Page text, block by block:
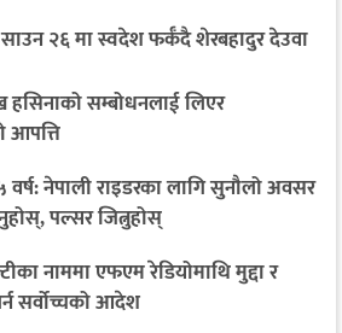
२६ मा स्वदेश फर्कँदै शेरबहादुर देउवा
हसिनाको सम्बोधनलाई लिएर
आपत्ति
नेपाली राइडरका लागि सुनौलो अवसर
पल्सर जित्नुहोस्
नाममा एफएम रेडियोमाथि मुद्दा र
सर्वोच्चको आदेश